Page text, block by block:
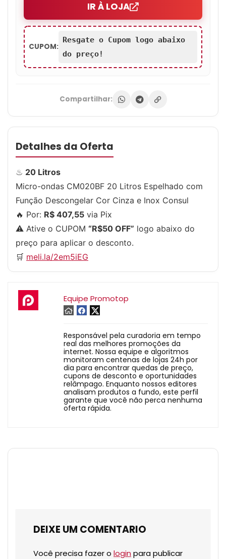
IR À LOJA
CUPOM:
Resgate o Cupom logo abaixo
do preço!
Compartilhar:
Detalhes da Oferta
♨ 20 Litros
Micro-ondas CM020BF 20 Litros Espelhado com
Função Descongelar Cor Cinza e Inox Consul
🔥 Por: R$ 407,55 via Pix
⚠️ Ative o CUPOM “R$50 OFF” logo abaixo do
preço para aplicar o desconto.
🛒 meli.la/2em5iEG
Equipe Promotop
Responsável pela curadoria em tempo
real das melhores promoções da
internet. Nossa equipe e algoritmos
monitoram centenas de lojas 24h por
dia para encontrar quedas de preço,
cupons de desconto e oportunidades
relâmpago. Enquanto nossos editores
analisam produtos a fundo, este perfil
garante que você não perca nenhuma
oferta rápida.
DEIXE UM COMENTARIO
Você precisa fazer o login para publicar